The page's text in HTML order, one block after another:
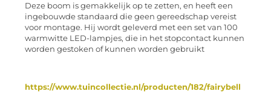
Deze boom is gemakkelijk op te zetten, en heeft een
ingebouwde standaard die geen gereedschap vereist
voor montage. Hij wordt geleverd met een set van 100
warmwitte LED-lampjes, die in het stopcontact kunnen
worden gestoken of kunnen worden gebruikt
https://www.tuincollectie.nl/producten/182/fairybell